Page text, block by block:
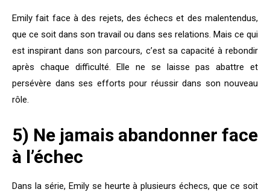
Emily fait face à des rejets, des échecs et des malentendus,
que ce soit dans son travail ou dans ses relations. Mais ce qui
est inspirant dans son parcours, c’est sa capacité à rebondir
après chaque difficulté. Elle ne se laisse pas abattre et
persévère dans ses efforts pour réussir dans son nouveau
rôle.
5) Ne jamais abandonner face
à l’échec
Dans la série, Emily se heurte à plusieurs échecs, que ce soit